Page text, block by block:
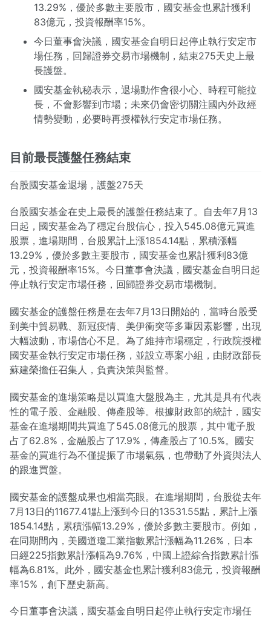
13.29%，優於多數主要股市，國安基金也累計獲利
83億元，投資報酬率15%。
今日董事會決議，國安基金自明日起停止執行安定市
場任務，回歸證券交易市場機制，結束275天史上最
長護盤。
國安基金執秘表示，退場動作會很小心、時程可能拉
長，不會影響到市場；未來仍會密切關注國內外政經
情勢變動，必要時再授權執行安定市場任務。
目前最長護盤任務結束
台股國安基金退場，護盤275天
台股國安基金在史上最長的護盤任務結束了。自去年7月13
日起，國安基金為了穩定台股信心，投入545.08億元買進
股票，進場期間，台股累計上漲1854.14點，累積漲幅
13.29%，優於多數主要股市，國安基金也累計獲利83億
元，投資報酬率15%。今日董事會決議，國安基金自明日起
停止執行安定市場任務，回歸證券交易市場機制。
國安基金的護盤任務是在去年7月13日開始的，當時台股受
到美中貿易戰、新冠疫情、美伊衝突等多重因素影響，出現
大幅波動，市場信心不足。為了維持市場穩定，行政院授權
國安基金執行安定市場任務，並設立專案小組，由財政部長
蘇建榮擔任召集人，負責決策與監督。
國安基金的進場策略是以買進大盤股為主，尤其是具有代表
性的電子股、金融股、傳產股等。根據財政部的統計，國安
基金在進場期間共買進了545.08億元的股票，其中電子股
占了62.8%，金融股占了17.9%，傳產股占了10.5%。國安
基金的買進行為不僅提振了市場氣氛，也帶動了外資與法人
的跟進買盤。
國安基金的護盤成果也相當亮眼。在進場期間，台股從去年
7月13日的11677.41點上漲到今日的13531.55點，累計上漲
1854.14點，累積漲幅13.29%，優於多數主要股市。例如，
在同期間內，美國道瓊工業指數累計漲幅為11.26%，日本
日經225指數累計漲幅為9.76%，中國上證綜合指數累計漲
幅為6.81%。此外，國安基金也累計獲利83億元，投資報酬
率15%，創下歷史新高。
今日董事會決議，國安基金自明日起停止執行安定市場任